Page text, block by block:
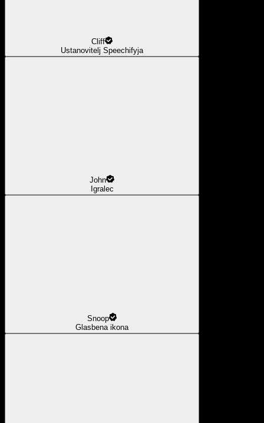
Cliff
Ustanovitelj Speechifyja
John
Igralec
Snoop
Glasbena ikona